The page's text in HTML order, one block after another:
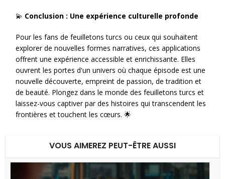
💫 Conclusion : Une expérience culturelle profonde
Pour les fans de feuilletons turcs ou ceux qui souhaitent
explorer de nouvelles formes narratives, ces applications
offrent une expérience accessible et enrichissante. Elles
ouvrent les portes d'un univers où chaque épisode est une
nouvelle découverte, empreint de passion, de tradition et
de beauté. Plongez dans le monde des feuilletons turcs et
laissez-vous captiver par des histoires qui transcendent les
frontières et touchent les cœurs. 🌟
VOUS AIMEREZ PEUT-ÊTRE AUSSI